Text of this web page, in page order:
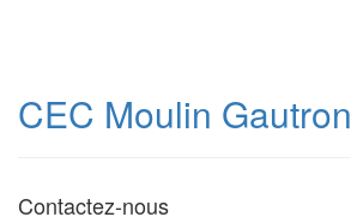
CEC Moulin Gautron
Contactez-nous